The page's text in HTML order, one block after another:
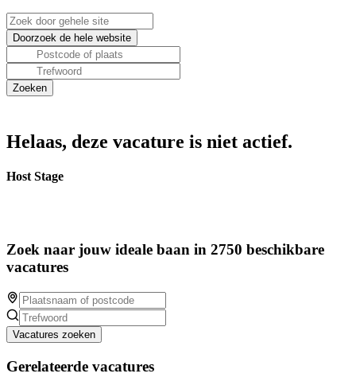
Helaas, deze vacature is niet actief.
Host Stage
Zoek naar jouw ideale baan in 2750 beschikbare
vacatures
Vacatures zoeken
Gerelateerde vacatures